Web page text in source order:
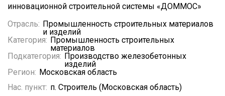
инновационной строительной системы «ДОММОС»
Отрасль: Промышленность строительных материалов
и изделий
Категория: Промышленность строительных
материалов
Подкатегория: Производство железобетонных
изделий
Регион: Московская область
Нас. пункт: п. Строитель (Московская область)